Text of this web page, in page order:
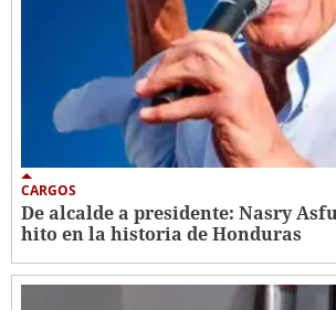
CARGOS
De alcalde a presidente: Nasry
hito en la historia de Honduras